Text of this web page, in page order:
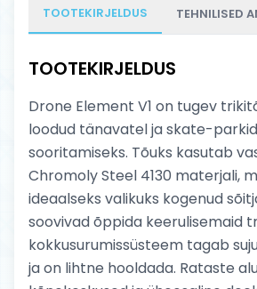
TOOTEKIRJELDUS TEHNILISED
TOOTEKIRJELDUS
Drone Element V1 on tugev
loodud tänavatel ja skate-
sooritamiseks. Tõuks kasutab
Chromoly Steel 4130 materjali,
ideaalseks valikuks kogenud
soovivad õppida keerulisemaid
kokkusurumissüsteem tagab
ja on lihtne hooldada. Rataste